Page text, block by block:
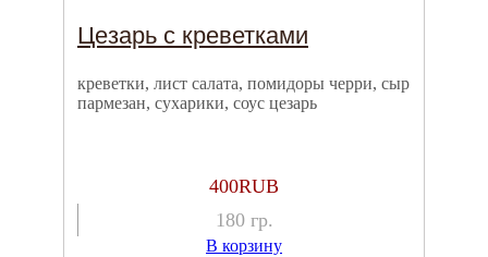
Цезарь с креветками
креветки, лист салата, помидоры черри, сыр
пармезан, сухарики, соус цезарь
400RUB
180 гр.
В корзину